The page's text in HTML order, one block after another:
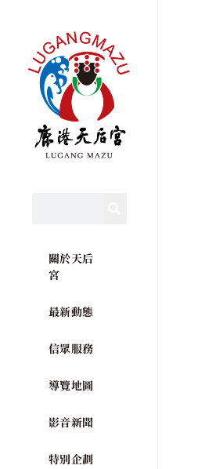
關於天后
宮
最新動態
信眾服務
導覽地圖
影音新聞
特別企劃